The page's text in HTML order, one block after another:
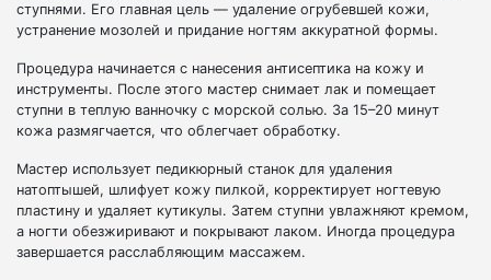
ступнями. Его главная цель — удаление огрубевшей кожи,
устранение мозолей и придание ногтям аккуратной формы.
Процедура начинается с нанесения антисептика на кожу и
инструменты. После этого мастер снимает лак и помещает
ступни в теплую ванночку с морской солью. За 15–20 минут
кожа размягчается, что облегчает обработку.
Мастер использует педикюрный станок для удаления
натоптышей, шлифует кожу пилкой, корректирует ногтевую
пластину и удаляет кутикулы. Затем ступни увлажняют кремом,
а ногти обезжиривают и покрывают лаком. Иногда процедура
завершается расслабляющим массажем.